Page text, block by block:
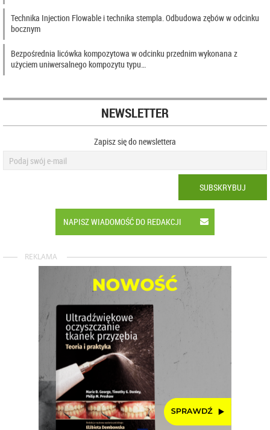
Technika Injection Flowable i technika stempla. Odbudowa zębów w odcinku
bocznym
Bezpośrednia licówka kompozytowa w odcinku przednim wykonana z
użyciem uniwersalnego kompozytu typu…
NEWSLETTER
Zapisz się do newslettera
SUBSKRYBUJ
NAPISZ WIADOMOŚĆ DO REDAKCJI
REKLAMA